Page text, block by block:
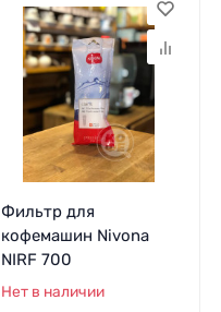
Фильтр для
кофемашин Nivona
NIRF 700
Нет в наличии